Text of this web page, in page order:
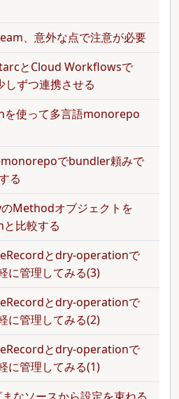
、意外な点で注意が必要
とCloud Workflowsで
ずつ連携させる
を使って多言語monorepo
でbundler頼みで
る
Methodオブジェクトを
比較する
とdry-operationで
に管理してみる(3)
とdry-operationで
に管理してみる(2)
とdry-operationで
に管理してみる(1)